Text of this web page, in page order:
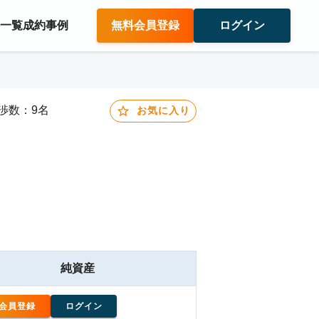
覧成約事例 無料会員登録 ログイン
数：9名 お気に入り
員登録 ログイン
純資産